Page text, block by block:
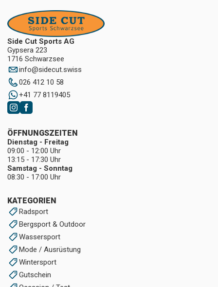
Side Cut Sports AG
Gypsera 223
1716 Schwarzsee
info@sidecut.swiss
026 412 10 58
+41 77 8119405
KATEGORIEN
Radsport
Bergsport & Outdoor
Wassersport
Mode / Ausrüstung
Wintersport
Gutschein
ÖFFNUNGSZEITEN
Dienstag - Freitag
09:00 - 12:00 Uhr
13:15 - 17:30 Uhr
Samstag - Sonntag
08:30 - 17:00 Uhr